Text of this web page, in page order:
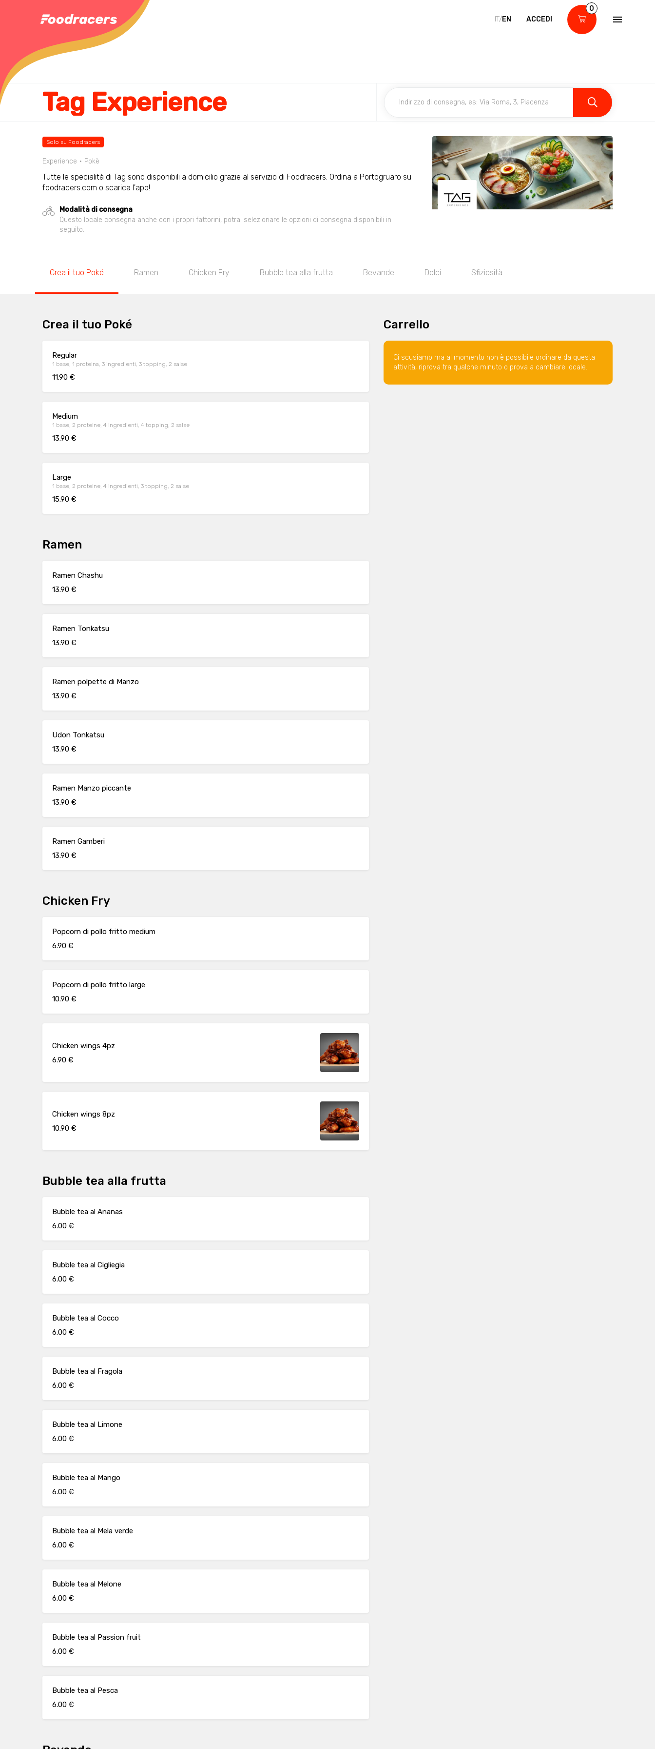
IT/EN ACCEDI
0
Tag Experience
Solo su Foodracers
Experience Pokè
Tutte le specialità di Tag sono disponibili a domicilio grazie al servizio di Foodracers. Ordina a Portogruaro su
foodracers.com o scarica l'app!
Modalità di consegna
Questo locale consegna anche con i propri fattorini, potrai selezionare le opzioni di consegna disponibili in
seguito.
Crea il tuo Poké Ramen Chicken Fry Bubble tea alla frutta Bevande Dolci Sfiziosità
Crea il tuo Poké
Regular
1 base, 1 proteina, 3 ingredienti, 3 topping, 2 salse
11.90 €
Medium
1 base, 2 proteine, 4 ingredienti, 4 topping, 2 salse
13.90 €
Large
1 base, 2 proteine, 4 ingredienti, 3 topping, 2 salse
15.90 €
Ramen
Ramen Chashu
13.90 €
Ramen Tonkatsu
13.90 €
Ramen polpette di Manzo
13.90 €
Udon Tonkatsu
13.90 €
Ramen Manzo piccante
13.90 €
Ramen Gamberi
13.90 €
Chicken Fry
Popcorn di pollo fritto medium
6.90 €
Popcorn di pollo fritto large
10.90 €
Chicken wings 4pz
6.90 €
Chicken wings 8pz
10.90 €
Bubble tea alla frutta
Bubble tea al Ananas
6.00 €
Bubble tea al Cigliegia
6.00 €
Bubble tea al Cocco
6.00 €
Bubble tea al Fragola
6.00 €
Bubble tea al Limone
6.00 €
Bubble tea al Mango
6.00 €
Bubble tea al Mela verde
6.00 €
Bubble tea al Melone
6.00 €
Bubble tea al Passion fruit
6.00 €
Bubble tea al Pesca
6.00 €
Carrello
Ci scusiamo ma al momento non è possibile ordinare da questa
attività, riprova tra qualche minuto o prova a cambiare locale.